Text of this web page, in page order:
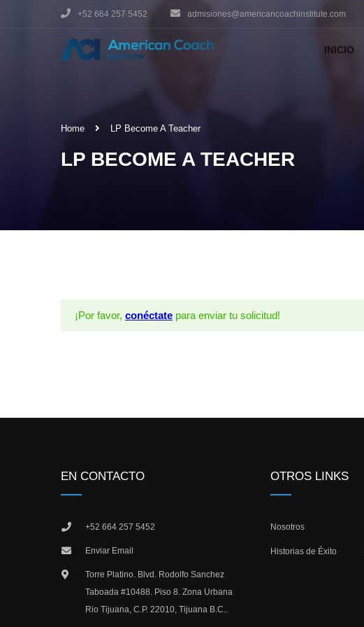
+52 664 257 5452 admisiones@americancoachinstitute.com
INICIO
Home LP Become A Teacher
LP BECOME A TEACHER
¡Por favor, conéctate para enviar tu solicitud!
EN CONTACTO
+52 664 257 5452
Enviar Email
Torre Platino. Blvd. Rodolfo Sanchez
Taboada #10488. Piso 8. Zona Urbana
Rio Tijuana, C.P. 22010, Tijuana B.C..
OTROS LINKS
Nosotros
Historias de Éxito